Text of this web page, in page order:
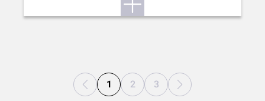
1 2 3